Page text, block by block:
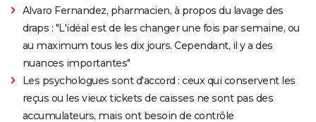
Alvaro Fernandez, pharmacien, à propos du lavage des
draps : "L'idéal est de les changer une fois par semaine, ou
au maximum tous les dix jours. Cependant, il y a des
nuances importantes"
Les psychologues sont d'accord : ceux qui conservent les
reçus ou les vieux tickets de caisses ne sont pas des
accumulateurs, mais ont besoin de contrôle